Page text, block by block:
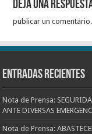
Deja una
publicar un comentario.
Entradas recientes
Nota de Prensa:
ANTE DIVERSAS
Nota de Prensa: